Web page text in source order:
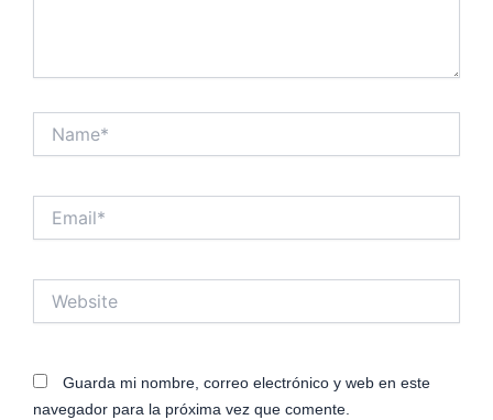
Guarda mi nombre, correo electrónico y web en este
navegador para la próxima vez que comente.